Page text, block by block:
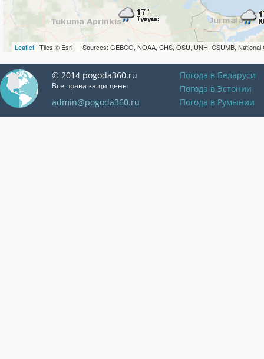
Leaflet | Tiles © Esri — Sources: GEBCO, NOAA, CHS, OSU, UNH, CSUMB, National
© 2014 pogoda360.ru
Все права защищены
admin@pogoda360.ru
Погода в Беларуси
Погода в Эстонии
Погода в Румынии